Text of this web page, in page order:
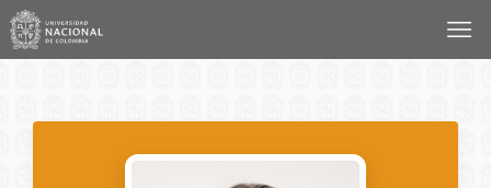
Saltar
contenido